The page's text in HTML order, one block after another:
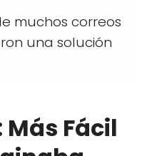
muchos correos
una solución
Más Fácil